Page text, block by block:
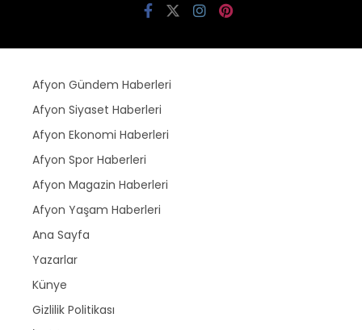
Afyon Gündem Haberleri
Afyon Siyaset Haberleri
Afyon Ekonomi Haberleri
Afyon Spor Haberleri
Afyon Magazin Haberleri
Afyon Yaşam Haberleri
Ana Sayfa
Yazarlar
Künye
Gizlilik Politikası